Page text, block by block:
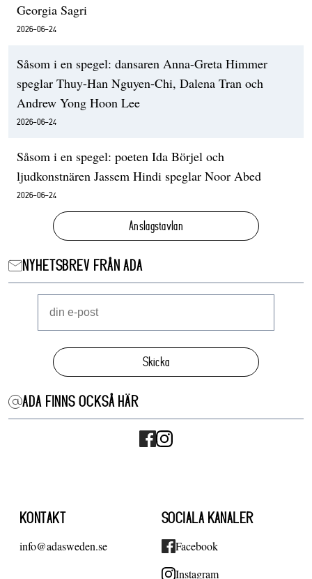
Georgia Sagri
2026-06-24
Såsom i en spegel: dansaren Anna-Greta Himmer
speglar Thuy-Han Nguyen-Chi, Dalena Tran och
Andrew Yong Hoon Lee
2026-06-24
Såsom i en spegel: poeten Ida Börjel och
ljudkonstnären Jassem Hindi speglar Noor Abed
2026-06-24
Anslagstavlan
NYHETSBREV FRÅN ADA
Skicka
ADA FINNS OCKSÅ HÄR
KONTAKT
info@adasweden.se
SOCIALA KANALER
Facebook
Instagram